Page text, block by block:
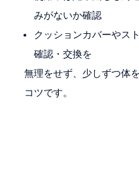
みがないか確認
クッションカバーやス
確認・交換を
無理をせず、少しずつ体
コツです。